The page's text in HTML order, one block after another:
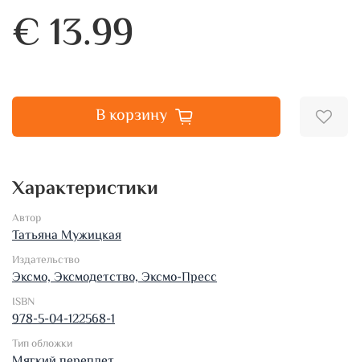
€ 13.99
В корзину
Характеристики
Автор
Татьяна Мужицкая
Издательство
Эксмо, Эксмодетство, Эксмо-Пресс
ISBN
978-5-04-122568-1
Тип обложки